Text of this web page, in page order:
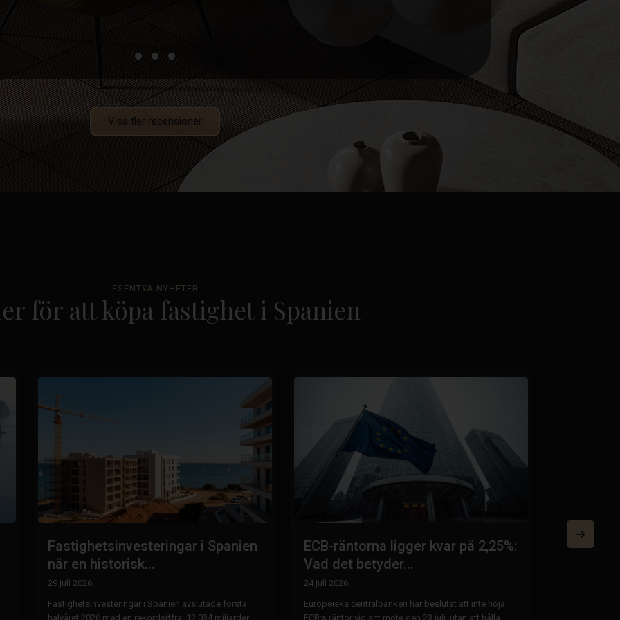
Visa fler recensioner
ESENTYA NYHETER
för att köpa fastighet i Spanien
Fastighetsinvesteringar i Spanien
når en historisk...
29 juli 2026
Fastighetsinvesteringar i Spanien avslutade första
halvåret 2026 med en rekordsiffra: 12,034 miljarder
ECB-räntorna ligger kvar på 2,25%:
Vad det betyder...
24 juli 2026
Europeiska centralbanken har beslutat att inte höja
ECB:s räntor vid sitt möte den 23 juli, utan att hålla